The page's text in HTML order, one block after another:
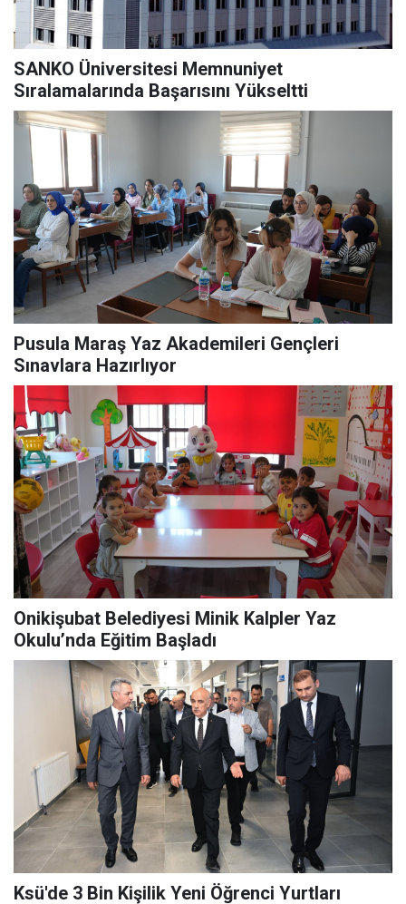
SANKO Üniversitesi Memnuniyet
Sıralamalarında Başarısını Yükseltti
Pusula Maraş Yaz Akademileri Gençleri
Sınavlara Hazırlıyor
Onikişubat Belediyesi Minik Kalpler Yaz
Okulu’nda Eğitim Başladı
Ksü'de 3 Bin Kişilik Yeni Öğrenci Yurtları